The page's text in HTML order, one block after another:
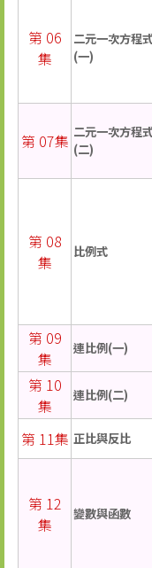
第 06
集
二元一次方程
(一)
第 07集 二元一次方程
(二)
第 08
集
比例式
第 09
集
連比例(一)
第 10
集
連比例(二)
第 11集 正比與反比
第 12
集
變數與函數